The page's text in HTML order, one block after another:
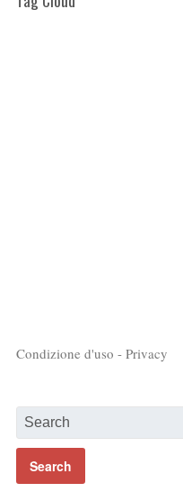
Condizione d'uso - Privacy